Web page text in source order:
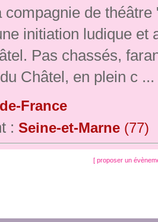
compagnie de
initiation ludique et
Pas chassés,
Châtel, en plein c ...
France
: Seine-et-Marne (77)
[ proposer un